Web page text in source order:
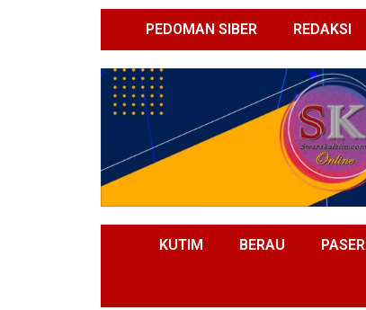
PEDOMAN SIBER REDAKSI
KUTIM BERAU PASER